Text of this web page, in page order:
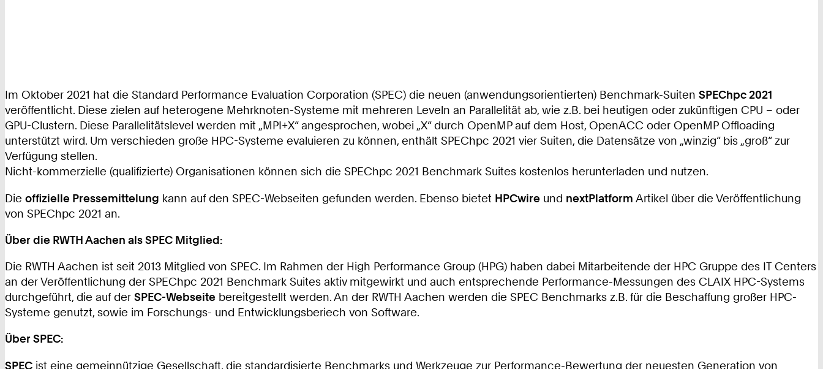
Im Oktober 2021 hat die Standard Performance Evaluation Corporation (SPEC) die neuen (anwendungsorientierten) Benchmark-Suiten SPEChpc 2021
veröffentlicht. Diese zielen auf heterogene Mehrknoten-Systeme mit mehreren Leveln an Parallelität ab, wie z.B. bei heutigen oder zukünftigen CPU – oder
GPU-Clustern. Diese Parallelitätslevel werden mit „MPI+X“ angesprochen, wobei „X“ durch OpenMP auf dem Host, OpenACC oder OpenMP Offloading
unterstützt wird. Um verschieden große HPC-Systeme evaluieren zu können, enthält SPEChpc 2021 vier Suiten, die Datensätze von „winzig“ bis „groß“ zur
Verfügung stellen.
Nicht-kommerzielle (qualifizierte) Organisationen können sich die SPEChpc 2021 Benchmark Suites kostenlos herunterladen und nutzen.
Die offizielle Pressemittelung kann auf den SPEC-Webseiten gefunden werden. Ebenso bietet HPCwire und nextPlatform Artikel über die Veröffentlichung
von SPEChpc 2021 an.
Über die RWTH Aachen als SPEC Mitglied:
Die RWTH Aachen ist seit 2013 Mitglied von SPEC. Im Rahmen der High Performance Group (HPG) haben dabei Mitarbeitende der HPC Gruppe des IT Centers
an der Veröffentlichung der SPEChpc 2021 Benchmark Suites aktiv mitgewirkt und auch entsprechende Performance-Messungen des CLAIX HPC-Systems
durchgeführt, die auf der SPEC-Webseite bereitgestellt werden. An der RWTH Aachen werden die SPEC Benchmarks z.B. für die Beschaffung großer HPC-
Systeme genutzt, sowie im Forschungs- und Entwicklungsberiech von Software.
Über SPEC:
SPEC ist eine gemeinnützige Gesellschaft, die standardisierte Benchmarks und Werkzeuge zur Performance-Bewertung der neuesten Generation von